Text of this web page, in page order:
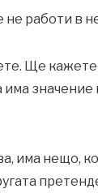
работи в
Ще кажете
има нещо,